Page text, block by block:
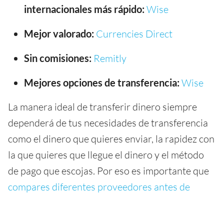
internacionales más rápido: Wise
Mejor valorado: Currencies Direct
Sin comisiones: Remitly
Mejores opciones de transferencia: Wise
La manera ideal de transferir dinero siempre
dependerá de tus necesidades de transferencia
como el dinero que quieres enviar, la rapidez con
la que quieres que llegue el dinero y el método
de pago que escojas. Por eso es importante que
compares diferentes proveedores antes de